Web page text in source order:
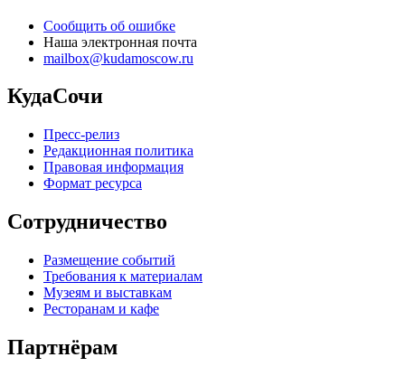
Сообщить об ошибке
Наша электронная почта
mailbox@kudamoscow.ru
КудаСочи
Пресс-релиз
Редакционная политика
Правовая информация
Формат ресурса
Сотрудничество
Размещение событий
Требования к материалам
Музеям и выставкам
Ресторанам и кафе
Партнёрам